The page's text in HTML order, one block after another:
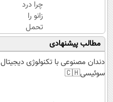
ویژه تا
امشب)
چرا درد
زانو را
تحمل
می‌کنی؟
خیلی
ساده
مطالب پیشنهادی
دندان مصنوعی با تکنولوژی دیجیتال
سوئیسی🇨🇭